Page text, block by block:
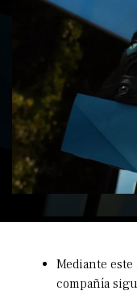
Mediante este
compañía